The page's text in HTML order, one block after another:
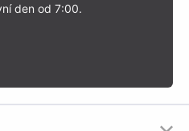
den od 7:00.